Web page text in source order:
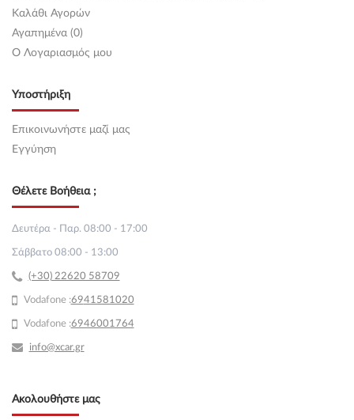
Καλάθι Αγορών
Αγαπημένα (0)
O Λογαριασμός μου
Υποστήριξη
Επικοινωνήστε μαζί μας
Εγγύηση
Θέλετε Βοήθεια ;
Δευτέρα - Παρ. 08:00 - 17:00
Σάββατο 08:00 - 13:00
(+30) 22620 58709
Vodafone :6941581020
Vodafone :6946001764
info@xcar.gr
Ακολουθήστε μας